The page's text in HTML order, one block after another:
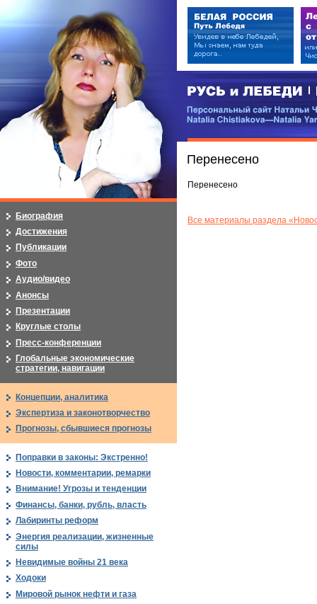
РУСЬ и ЛЕБЕДИ | RUSI —
Персональный сайт Натальи
Перенесено
Перенесено
Все материалы раздела
Биография
Достижения
Публикации
Фото
Аудио/видео
Анонсы
Презентации
Круглые столы
Пресс-конференции
Глобальные экономические
стратегии, навигации
Концепции, аналитика
Экспертиза и законотворчество
Прогнозы, сбывшиеся прогнозы
Поправки в законы: Экстренно!
Новости, комментарии, ремарки
Внимание! Угрозы и тенденции
Финансы, банки, рубль, власть
Лабиринты реформ
Энергия реализации, жизненные
силы
Невидимые войны 21 века
Ходоки
Мировой рынок нефти и газа